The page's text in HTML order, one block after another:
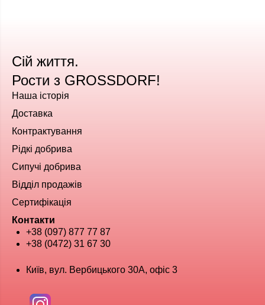
Сій життя.
Рости з GROSSDORF!
Наша історія
Доставка
Контрактування
Рідкі добрива
Сипучі добрива
Відділ продажів
Сертифікація
Контакти
+38 (097) 877 77 87
+38 (0472) 31 67 30
Київ, вул. Вербицького 30А, офіс 3